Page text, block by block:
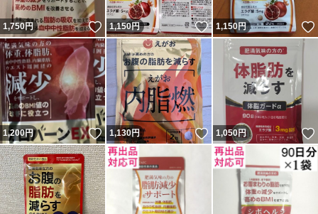
1,750円 いいね！
1,150円 いいね！
1,150円
1,200円 いいね！
1,130円 いいね！
1,050円